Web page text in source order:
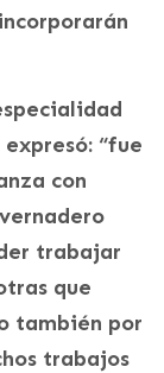
“fue
con
trabajar
que
también por
trabajos